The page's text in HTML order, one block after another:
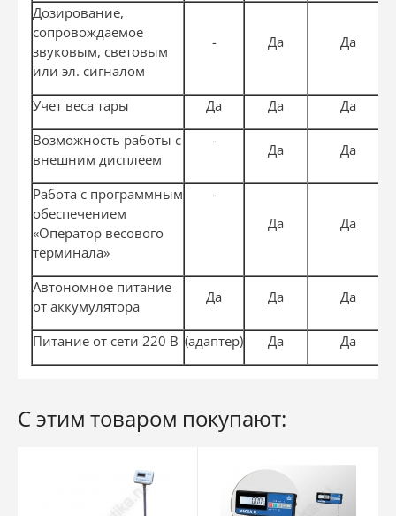
Дозирование,
сопровождаемое
звуковым, световым
или эл. сигналом
- Да Да
Учет веса тары Да Да
Да
Возможность работы с
внешним дисплеем
-
Да Да
Работа с программным
обеспечением
«Оператор весового
терминала»
-
Да
Да
Автономное питание
от аккумулятора
Да Да Да
Питание от сети 220 В (адаптер) Да Да
С этим товаром покупают: